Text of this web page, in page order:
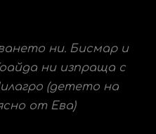
ни. Бисмар и
ни изпраща с
(детето на
от Ева)